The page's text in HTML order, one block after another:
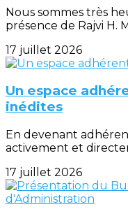
Nous sommes très
présence de Rajvi H.
17 juillet 2026
Un espace
inédites
En devenant
activement et
17 juillet 2026